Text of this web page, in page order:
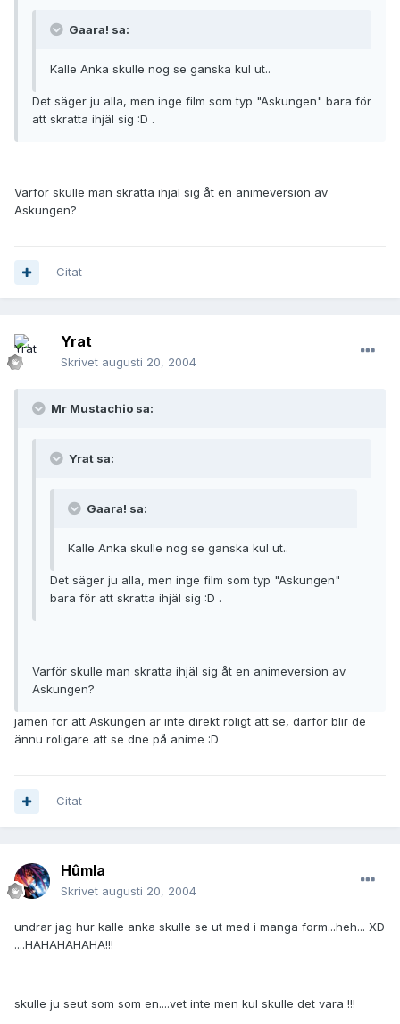
Gaara! sa:
Kalle Anka skulle nog se ganska kul ut..
Det säger ju alla, men inge film som typ "Askungen" bara för
att skratta ihjäl sig :D .
Varför skulle man skratta ihjäl sig åt en animeversion av
Askungen?
Citat
Yrat
Skrivet augusti 20, 2004
Mr Mustachio sa:
Yrat sa:
Gaara! sa:
Kalle Anka skulle nog se ganska kul ut..
Det säger ju alla, men inge film som typ "Askungen"
bara för att skratta ihjäl sig :D .
Varför skulle man skratta ihjäl sig åt en animeversion av
Askungen?
jamen för att Askungen är inte direkt roligt att se, därför blir de
ännu roligare att se dne på anime :D
Citat
Hûmla
Skrivet augusti 20, 2004
undrar jag hur kalle anka skulle se ut med i manga form...heh... XD
....HAHAHAHAHA!!!
skulle ju seut som som en....vet inte men kul skulle det vara !!!